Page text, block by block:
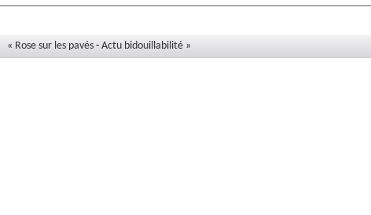
« Rose sur les pavés - Actu bidouillabilité »